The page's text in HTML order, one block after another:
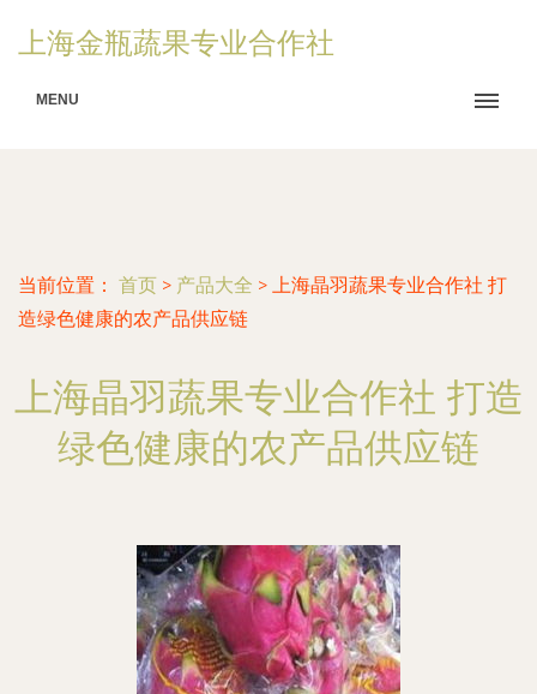
上海金瓶蔬果专业合作社
MENU
当前位置： 首页 > 产品大全 > 上海晶羽蔬果专业合作社 打
造绿色健康的农产品供应链
上海晶羽蔬果专业合作社 打造
绿色健康的农产品供应链